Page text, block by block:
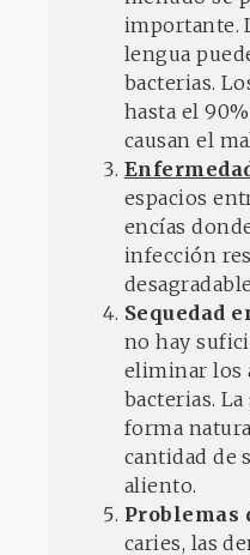
importante.
lengua
bacterias.
hasta el
causan el
espacios
encías
infección
Sequedad
no hay
eliminar los
bacterias.
forma
cantidad de
aliento.
Problemas
caries, las